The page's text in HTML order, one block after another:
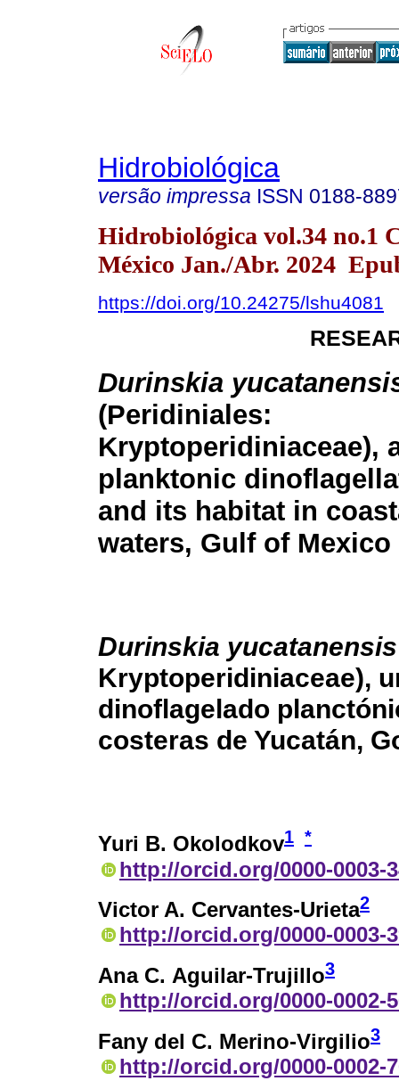
Hidrobiológica
versão impressa ISSN 0188-
Hidrobiológica vol.34 no.1
México Jan./Abr. 2024
https://doi.org/10.24275/lshu4081
Durinskia
(Peridiniales:
Kryptoperidiniaceae),
planktonic
and its habitat in
waters, Gulf of Mexico
Durinskia yucatanensis
Kryptoperidiniaceae),
dinoflagelado
costeras de Yucatán,
Yuri B. Okolodkov1 *
http://orcid.org/0000-0003-
Victor A. Cervantes-Urieta2
http://orcid.org/0000-0003-
Ana C. Aguilar-Trujillo3
http://orcid.org/0000-0002-
Fany del C. Merino-Virgilio3
http://orcid.org/0000-0002-